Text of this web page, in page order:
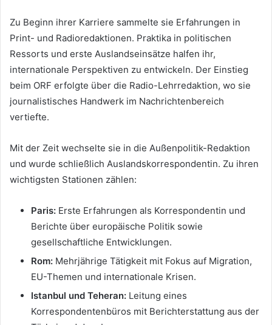
Zu Beginn ihrer Karriere sammelte sie Erfahrungen in
Print- und Radioredaktionen. Praktika in politischen
Ressorts und erste Auslandseinsätze halfen ihr,
internationale Perspektiven zu entwickeln. Der Einstieg
beim ORF erfolgte über die Radio-Lehrredaktion, wo sie
journalistisches Handwerk im Nachrichtenbereich
vertiefte.
Mit der Zeit wechselte sie in die Außenpolitik-Redaktion
und wurde schließlich Auslandskorrespondentin. Zu ihren
wichtigsten Stationen zählen:
Paris: Erste Erfahrungen als Korrespondentin und
Berichte über europäische Politik sowie
gesellschaftliche Entwicklungen.
Rom: Mehrjährige Tätigkeit mit Fokus auf Migration,
EU-Themen und internationale Krisen.
Istanbul und Teheran: Leitung eines
Korrespondentenbüros mit Berichterstattung aus der